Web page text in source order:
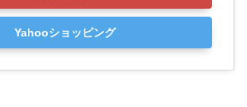
Yahooショッピング